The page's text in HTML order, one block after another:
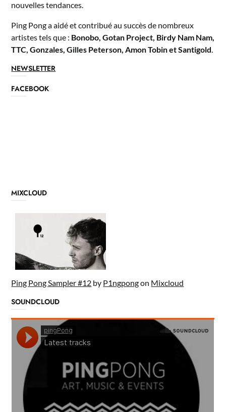
nouvelles tendances.
Ping Pong a aidé et contribué au succès de nombreux
artistes tels que : Bonobo, Gotan Project, Birdy Nam Nam,
TTC, Gonzales, Gilles Peterson, Amon Tobin et Santigold.
NEWSLETTER
FACEBOOK
MIXCLOUD
Ping Pong Sampler #12 by P1ngpongon Mixcloud
SOUNDCLOUD